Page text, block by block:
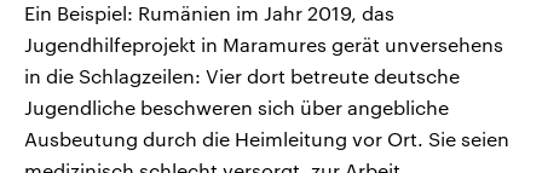
Ein Beispiel: Rumänien im Jahr 2019, das
Jugendhilfeprojekt in Maramures gerät unversehens
in die Schlagzeilen: Vier dort betreute deutsche
Jugendliche beschweren sich über angebliche
Ausbeutung durch die Heimleitung vor Ort. Sie seien